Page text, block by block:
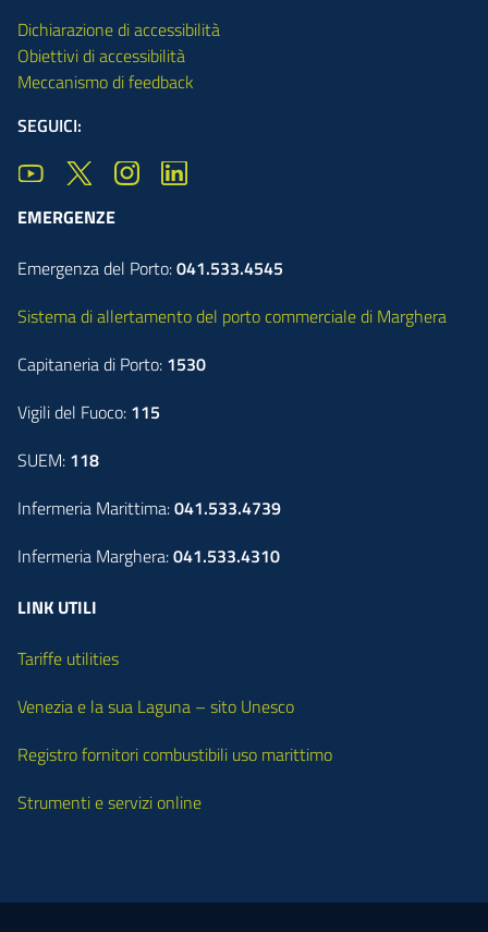
Dichiarazione di accessibilità
Obiettivi di accessibilità
Meccanismo di feedback
SEGUICI:
EMERGENZE
Emergenza del Porto:041.533.4545
Sistema di allertamento del porto commerciale di Marghera
Capitaneria di Porto: 1530
Vigili del Fuoco: 115
SUEM: 118
Infermeria Marittima:041.533.4739
Infermeria Marghera:041.533.4310
LINK UTILI
Tariffe utilities
Venezia e la sua Laguna – sito Unesco
Registro fornitori combustibili uso marittimo
Strumenti e servizi online